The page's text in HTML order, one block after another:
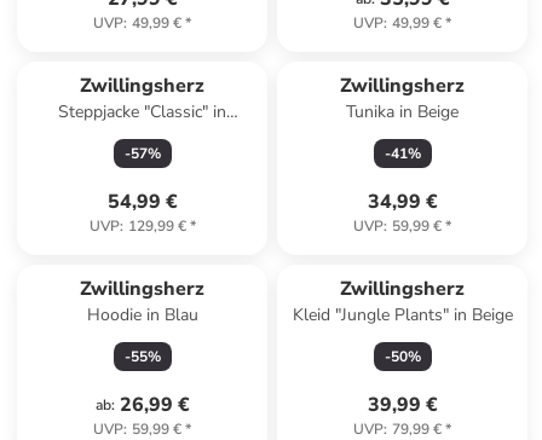
UVP: 49,99 €* UVP: 49,99 €*
Zwillingsherz
Steppjacke "Classic" in
Dunkelblau
-57%
54,99 €
UVP: 129,99 €*
Zwillingsherz
Tunika in Beige
-41%
34,99 €
UVP: 59,99 €*
Zwillingsherz
Hoodie in Blau
-55%
ab: 26,99 €
UVP: 59,99 €*
Zwillingsherz
Kleid "Jungle Plants" in Beige
-50%
39,99 €
UVP: 79,99 €*